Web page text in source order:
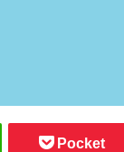
Pocket